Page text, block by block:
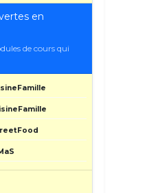
en
de cours qui